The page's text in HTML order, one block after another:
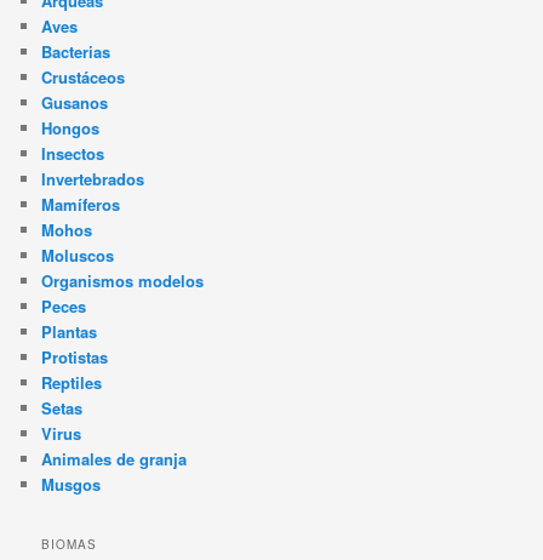
Aves
Bacterias
Crustáceos
Gusanos
Hongos
Insectos
Invertebrados
Mamíferos
Mohos
Moluscos
Organismos modelos
Peces
Plantas
Protistas
Reptiles
Setas
Virus
Animales de granja
Musgos
BIOMAS